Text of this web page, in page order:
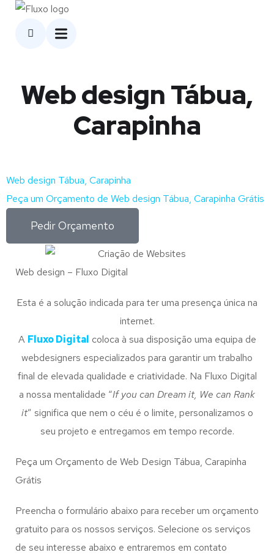
Web design Tábua,
Carapinha
Web design Tábua, Carapinha
Peça um Orçamento de Web design Tábua, Carapinha Grátis
Pedir Orçamento
Web design – Fluxo Digital
Esta é a solução indicada para ter uma presença única na
internet.
A Fluxo Digital coloca à sua disposição uma equipa de
webdesigners especializados para garantir um trabalho
final de elevada qualidade e criatividade. Na Fluxo Digital
a nossa mentalidade “If you can Dream it, We can Rank
it” significa que nem o céu é o limite, personalizamos o
seu projeto e entregamos em tempo recorde.
Peça um Orçamento de Web Design Tábua, Carapinha
Grátis
Preencha o formulário abaixo para receber um orçamento
gratuito para os nossos serviços. Selecione os serviços
de seu interesse abaixo e entraremos em contato